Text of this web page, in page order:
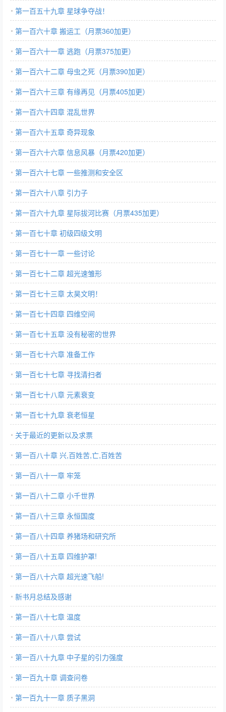
第一百五十九章 星球争夺战！
第一百六十章 搬运工（月票360加更）
第一百六十一章 逃跑（月票375加更）
第一百六十二章 母虫之死（月票390加更）
第一百六十三章 有缘再见（月票405加更）
第一百六十四章 混乱世界
第一百六十五章 奇异现象
第一百六十六章 信息风暴（月票420加更）
第一百六十七章 一些推测和安全区
第一百六十八章 引力子
第一百六十九章 星际拔河比赛（月票435加更）
第一百七十章 初级四级文明
第一百七十一章 一些讨论
第一百七十二章 超光速雏形
第一百七十三章 太昊文明！
第一百七十四章 四维空间
第一百七十五章 没有秘密的世界
第一百七十六章 准备工作
第一百七十七章 寻找清扫者
第一百七十八章 元素衰变
第一百七十九章 衰老恒星
关于最近的更新以及求票
第一百八十章 兴,百姓苦,亡,百姓苦
第一百八十一章 牢笼
第一百八十二章 小千世界
第一百八十三章 永恒国度
第一百八十四章 养猪场和研究所
第一百八十五章 四维护罩!
第一百八十六章 超光速飞船!
新书月总结及感谢
第一百八十七章 温度
第一百八十八章 尝试
第一百八十九章 中子星的引力强度
第一百九十章 调查问卷
第一百九十一章 质子黑洞